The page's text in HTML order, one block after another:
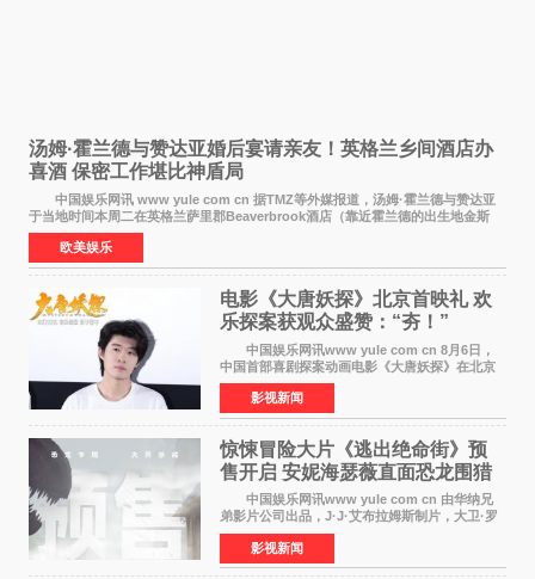
汤姆·霍兰德与赞达亚婚后宴请亲友！英格兰乡间酒店办
喜酒 保密工作堪比神盾局
中国娱乐网讯 www yule com cn 据TMZ等外媒报道，汤姆·霍兰德与赞达亚
于当地时间本周二在英格兰萨里郡Beaverbrook酒店（靠近霍兰德的出生地金斯
顿）举办婚宴，邀请家人与朋友们喝喜酒，庆祝
欧美娱乐
电影《大唐妖探》北京首映礼 欢
乐探案获观众盛赞：“夯！”
中国娱乐网讯www yule com cn 8月6日，
中国首部喜剧探案动画电影《大唐妖探》在北京
举办电影首映礼。导演程腾、联合导演黄珉、总
制片人曹紫建、制片人李莹莹，配音导演张喆，
对白指导程寅，领
影视新闻
惊悚冒险大片《逃出绝命街》预
售开启 安妮海瑟薇直面恐龙围猎
中国娱乐网讯www yule com cn 由华纳兄
弟影片公司出品，J·J·艾布拉姆斯制片，大卫·罗
伯特·米切尔执导，好莱坞巨星安妮·海瑟薇和伊万
·麦克格雷格领衔主演的2026暑期惊悚冒险大片
《逃出绝
影视新闻